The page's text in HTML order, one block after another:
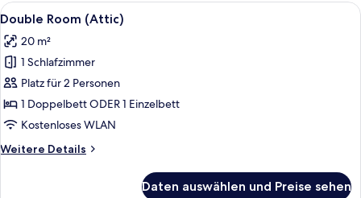
Alle
Fotos
für
Double
Room
(Attic)
anzeigen
Ein modernes Hotelzimmer mit
6
Double Room (Attic)
20 m²
1 Schlafzimmer
Platz für 2 Personen
1 Doppelbett ODER 1 Einzelbett
Kostenloses WLAN
Weitere Details
Weitere
Daten auswählen und Preise sehen